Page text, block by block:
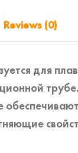
Reviews (0)
для